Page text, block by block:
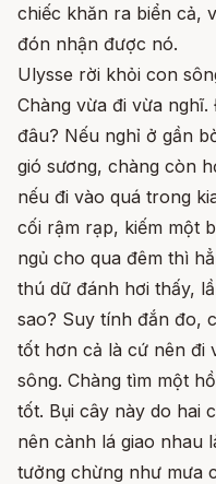
chiếc khăn ra biển cả,
đón nhận được nó.
Ulysse rời khỏi con
Chàng vừa đi vừa
đâu? Nếu nghỉ ở gần
gió sương, chàng còn
nếu đi vào quá trong
cối rậm rạp, kiếm một
ngủ cho qua đêm thì
thú dữ đánh hơi thấy,
sao? Suy tính đắn đo,
tốt hơn cả là cứ nên đi
sông. Chàng tìm một
tốt. Bụi cây này do hai
nên cành lá giao nhau
tưởng chừng như mưa